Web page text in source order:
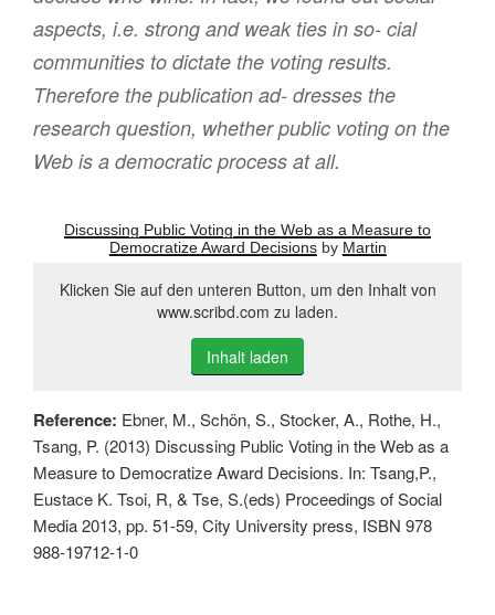
aspects, i.e. strong and weak ties in so- cial
communities to dictate the voting results.
Therefore the publication ad- dresses the
research question, whether public voting on the
Web is a democratic process at all.
Discussing Public Voting in the Web as a Measure to
Democratize Award Decisionsby Martin
Klicken Sie auf den unteren Button, um den Inhalt von
www.scribd.com zu laden.
Inhalt laden
Reference: Ebner, M., Schön, S., Stocker, A., Rothe, H.,
Tsang, P. (2013) Discussing Public Voting in the Web as a
Measure to Democratize Award Decisions. In: Tsang,P.,
Eustace K. Tsoi, R, & Tse, S.(eds) Proceedings of Social
Media 2013, pp. 51-59, City University press, ISBN 978
988-19712-1-0